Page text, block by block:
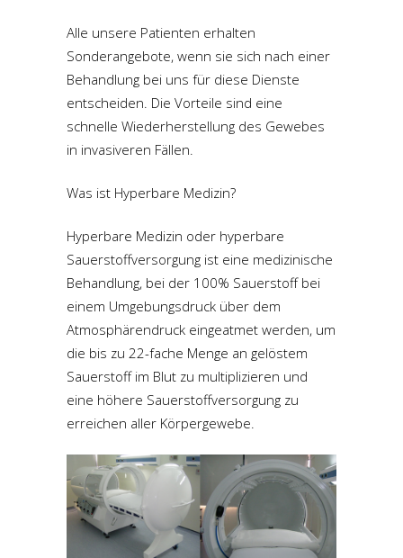
Alle unsere Patienten erhalten
Sonderangebote, wenn sie sich nach einer
Behandlung bei uns für diese Dienste
entscheiden. Die Vorteile sind eine
schnelle Wiederherstellung des Gewebes
in invasiveren Fällen.
Was ist Hyperbare Medizin?
Hyperbare Medizin oder hyperbare
Sauerstoffversorgung ist eine medizinische
Behandlung, bei der 100% Sauerstoff bei
einem Umgebungsdruck über dem
Atmosphärendruck eingeatmet werden, um
die bis zu 22-fache Menge an gelöstem
Sauerstoff im Blut zu multiplizieren und
eine höhere Sauerstoffversorgung zu
erreichen aller Körpergewebe.